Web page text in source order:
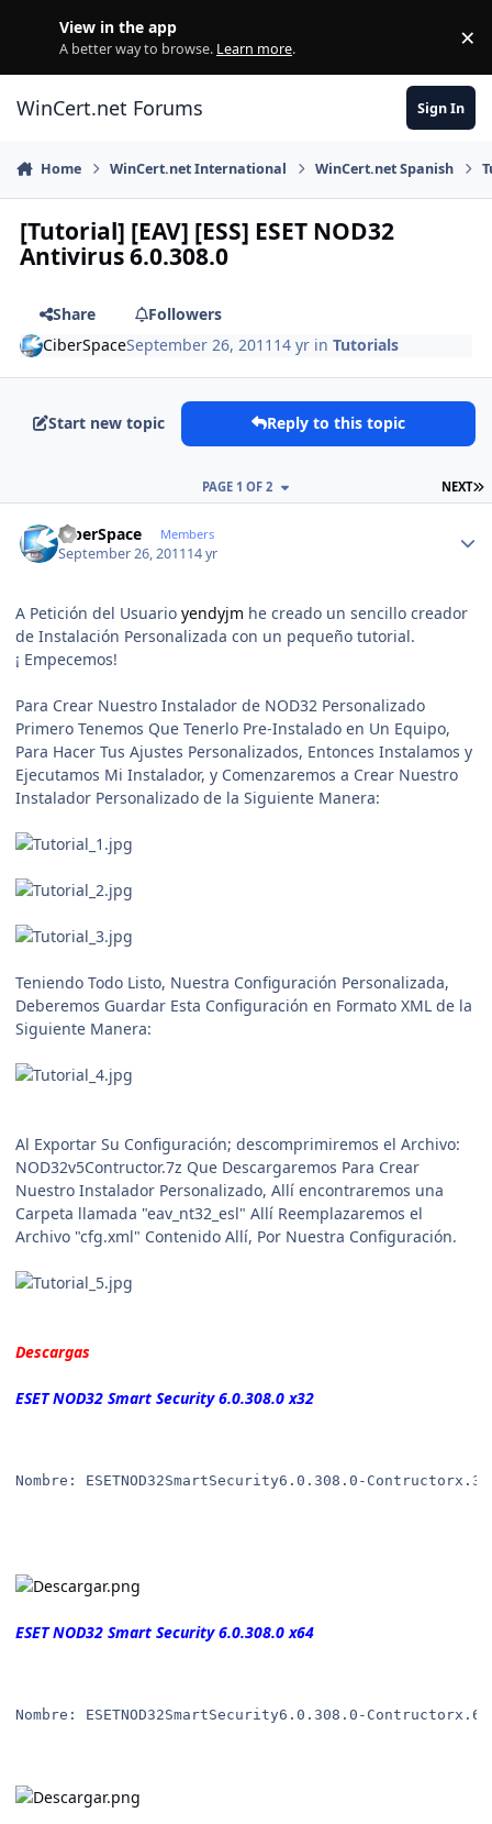
View in the app
A better way to browse. Learn more. ×
WinCert.net Forums Sign In
Home WinCert.net International WinCert.net Spanish
[Tutorial] [EAV] [ESS] ESET NOD32
Antivirus 6.0.308.0
Share
Followers
CiberSpaceSeptember 26, 2011 14 yr inTutorials
Start new topic Reply to this topic
NEXT
PAGE 1 OF 2
CiberSpace Members
September 26, 201114 yr
A Petición del Usuario yendyjm he creado un sencillo creador
de Instalación Personalizada con un pequeño tutorial.
¡ Empecemos!
Para Crear Nuestro Instalador de NOD32 Personalizado
Primero Tenemos Que Tenerlo Pre-Instalado en Un Equipo,
Para Hacer Tus Ajustes Personalizados, Entonces Instalamos y
Ejecutamos Mi Instalador, y Comenzaremos a Crear Nuestro
Instalador Personalizado de la Siguiente Manera:
Teniendo Todo Listo, Nuestra Configuración Personalizada,
Deberemos Guardar Esta Configuración en Formato XML de la
Siguiente Manera:
Al Exportar Su Configuración; descomprimiremos el Archivo:
NOD32v5Contructor.7z Que Descargaremos Para Crear
Nuestro Instalador Personalizado, Allí encontraremos una
Carpeta llamada "eav_nt32_esl" Allí Reemplazaremos el
Archivo "cfg.xml" Contenido Allí, Por Nuestra Configuración.
Descargas
ESET NOD32 Smart Security6.0.308.0x32
Nombre: ESETNOD32SmartSecurity6.0.308.0-
ESET NOD32 Smart Security6.0.308.0x64
Nombre: ESETNOD32SmartSecurity6.0.308.0-